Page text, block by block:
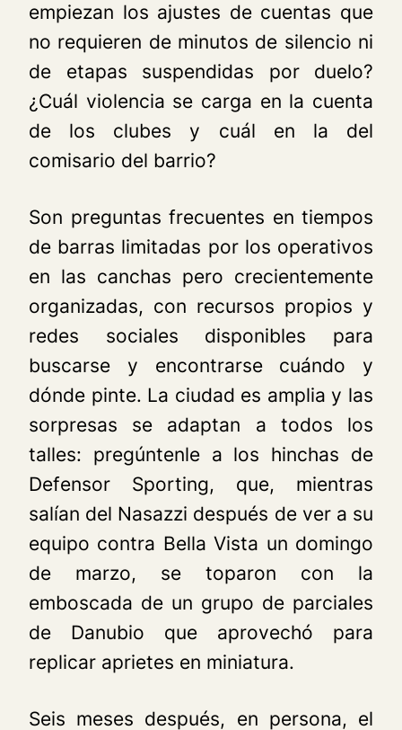
empiezan los ajustes de cuentas que
no requieren de minutos de silencio ni
de etapas suspendidas por duelo?
¿Cuál violencia se carga en la cuenta
de los clubes y cuál en la del
comisario del barrio?
Son preguntas frecuentes en tiempos
de barras limitadas por los operativos
en las canchas pero crecientemente
organizadas, con recursos propios y
redes sociales disponibles para
buscarse y encontrarse cuándo y
dónde pinte. La ciudad es amplia y las
sorpresas se adaptan a todos los
talles: pregúntenle a los hinchas de
Defensor Sporting, que, mientras
salían del Nasazzi después de ver a su
equipo contra Bella Vista un domingo
de marzo, se toparon con la
emboscada de un grupo de parciales
de Danubio que aprovechó para
replicar aprietes en miniatura.
Seis meses después, en persona, el